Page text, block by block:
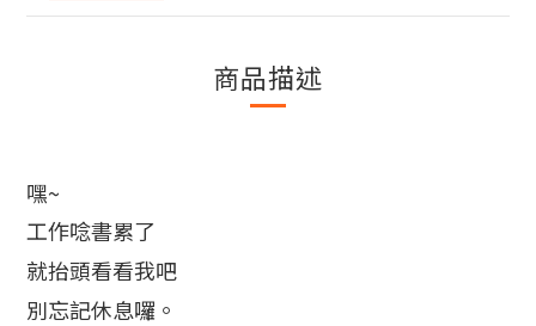
商品描述
嘿~
工作唸書累了
就抬頭看看我吧
別忘記休息囉。